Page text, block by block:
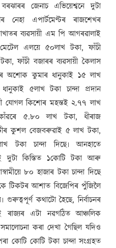
জেনাচ এভিয়েশ্বনে দুটা
নেহা এপাৰ্টমেণ্টৰ ৰাজশেখৰ
ব্যৱসায়ী এম পি আগৰৱালাই
এলয়ে ৫০লাখ টকা, ফাঁচী
ফাঁচী বজাৰৰ ব্যৱসায়ী কৈলাস
অশোক কুমাৰ ধানুকাই ১৫ লাখ
৫লাখ টকা চান্দা প্ৰদান
যোগল কিশোৰ মহন্তই ২.৭৭ লাখ
৫.৮০ লাখ টকা, ধীৰাজ
কুশল বেজবৰুৱাই ৫ লাখ টকা,
টকা চান্দা দিছে৷ আনহাতে
দুটা কিস্তিত ১কোটি টকা আৰু
৮০ হাজাৰ টকা চান্দা দিছে
টিকটৰ আশাত বিজেপিৰ পুঁজিলৈ
গুৰুত্বপূৰ্ণ কথাটো হৈছে, নিৰ্বাচনৰ
ৰাজ্যৰ এটা নৱগঠিত আঞ্চলিক
কৰা দেখা গৈছিল যদিও
কোটি কোটি টকা চান্দা সংগ্ৰহত